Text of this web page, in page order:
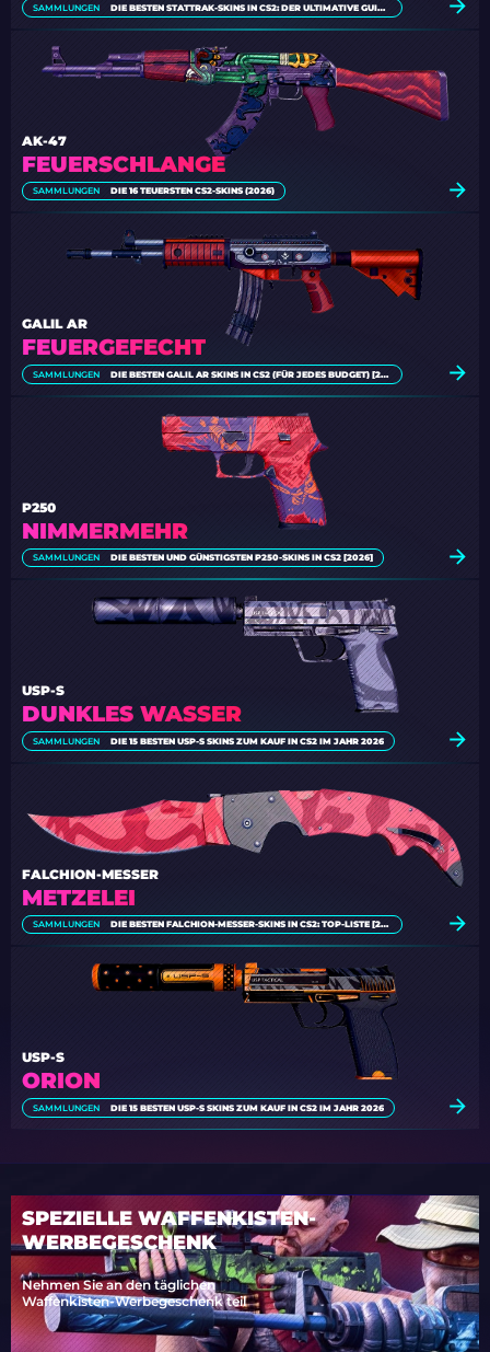
SAMMLUNGEN DIE BESTEN STATTRAK-SKINS IN CS2: DER ULTIMATIVE GUIDE [2026]
FEUERSCHLANGE
AK-47
SAMMLUNGEN DIE 16 TEUERSTEN CS2-SKINS (2026)
FEUERGEFECHT
GALIL AR
SAMMLUNGEN DIE BESTEN GALIL AR SKINS IN CS2 (FÜR JEDES BUDGET) [2026]
NIMMERMEHR
P250
SAMMLUNGEN DIE BESTEN UND GÜNSTIGSTEN P250-SKINS IN CS2 [2026]
DUNKLES WASSER
USP-S
SAMMLUNGEN DIE 15 BESTEN USP-S SKINS ZUM KAUF IN CS2 IM JAHR 2026
METZELEI
FALCHION-MESSER
SAMMLUNGEN DIE BESTEN FALCHION-MESSER-SKINS IN CS2: TOP-LISTE [2026]
ORION
USP-S
SAMMLUNGEN DIE 15 BESTEN USP-S SKINS ZUM KAUF IN CS2 IM JAHR 2026
SPEZIELLE WAFFENKISTEN-
WERBEGESCHENK
Nehmen Sie an den täglichen
Waffenkisten-Werbegeschenk teil